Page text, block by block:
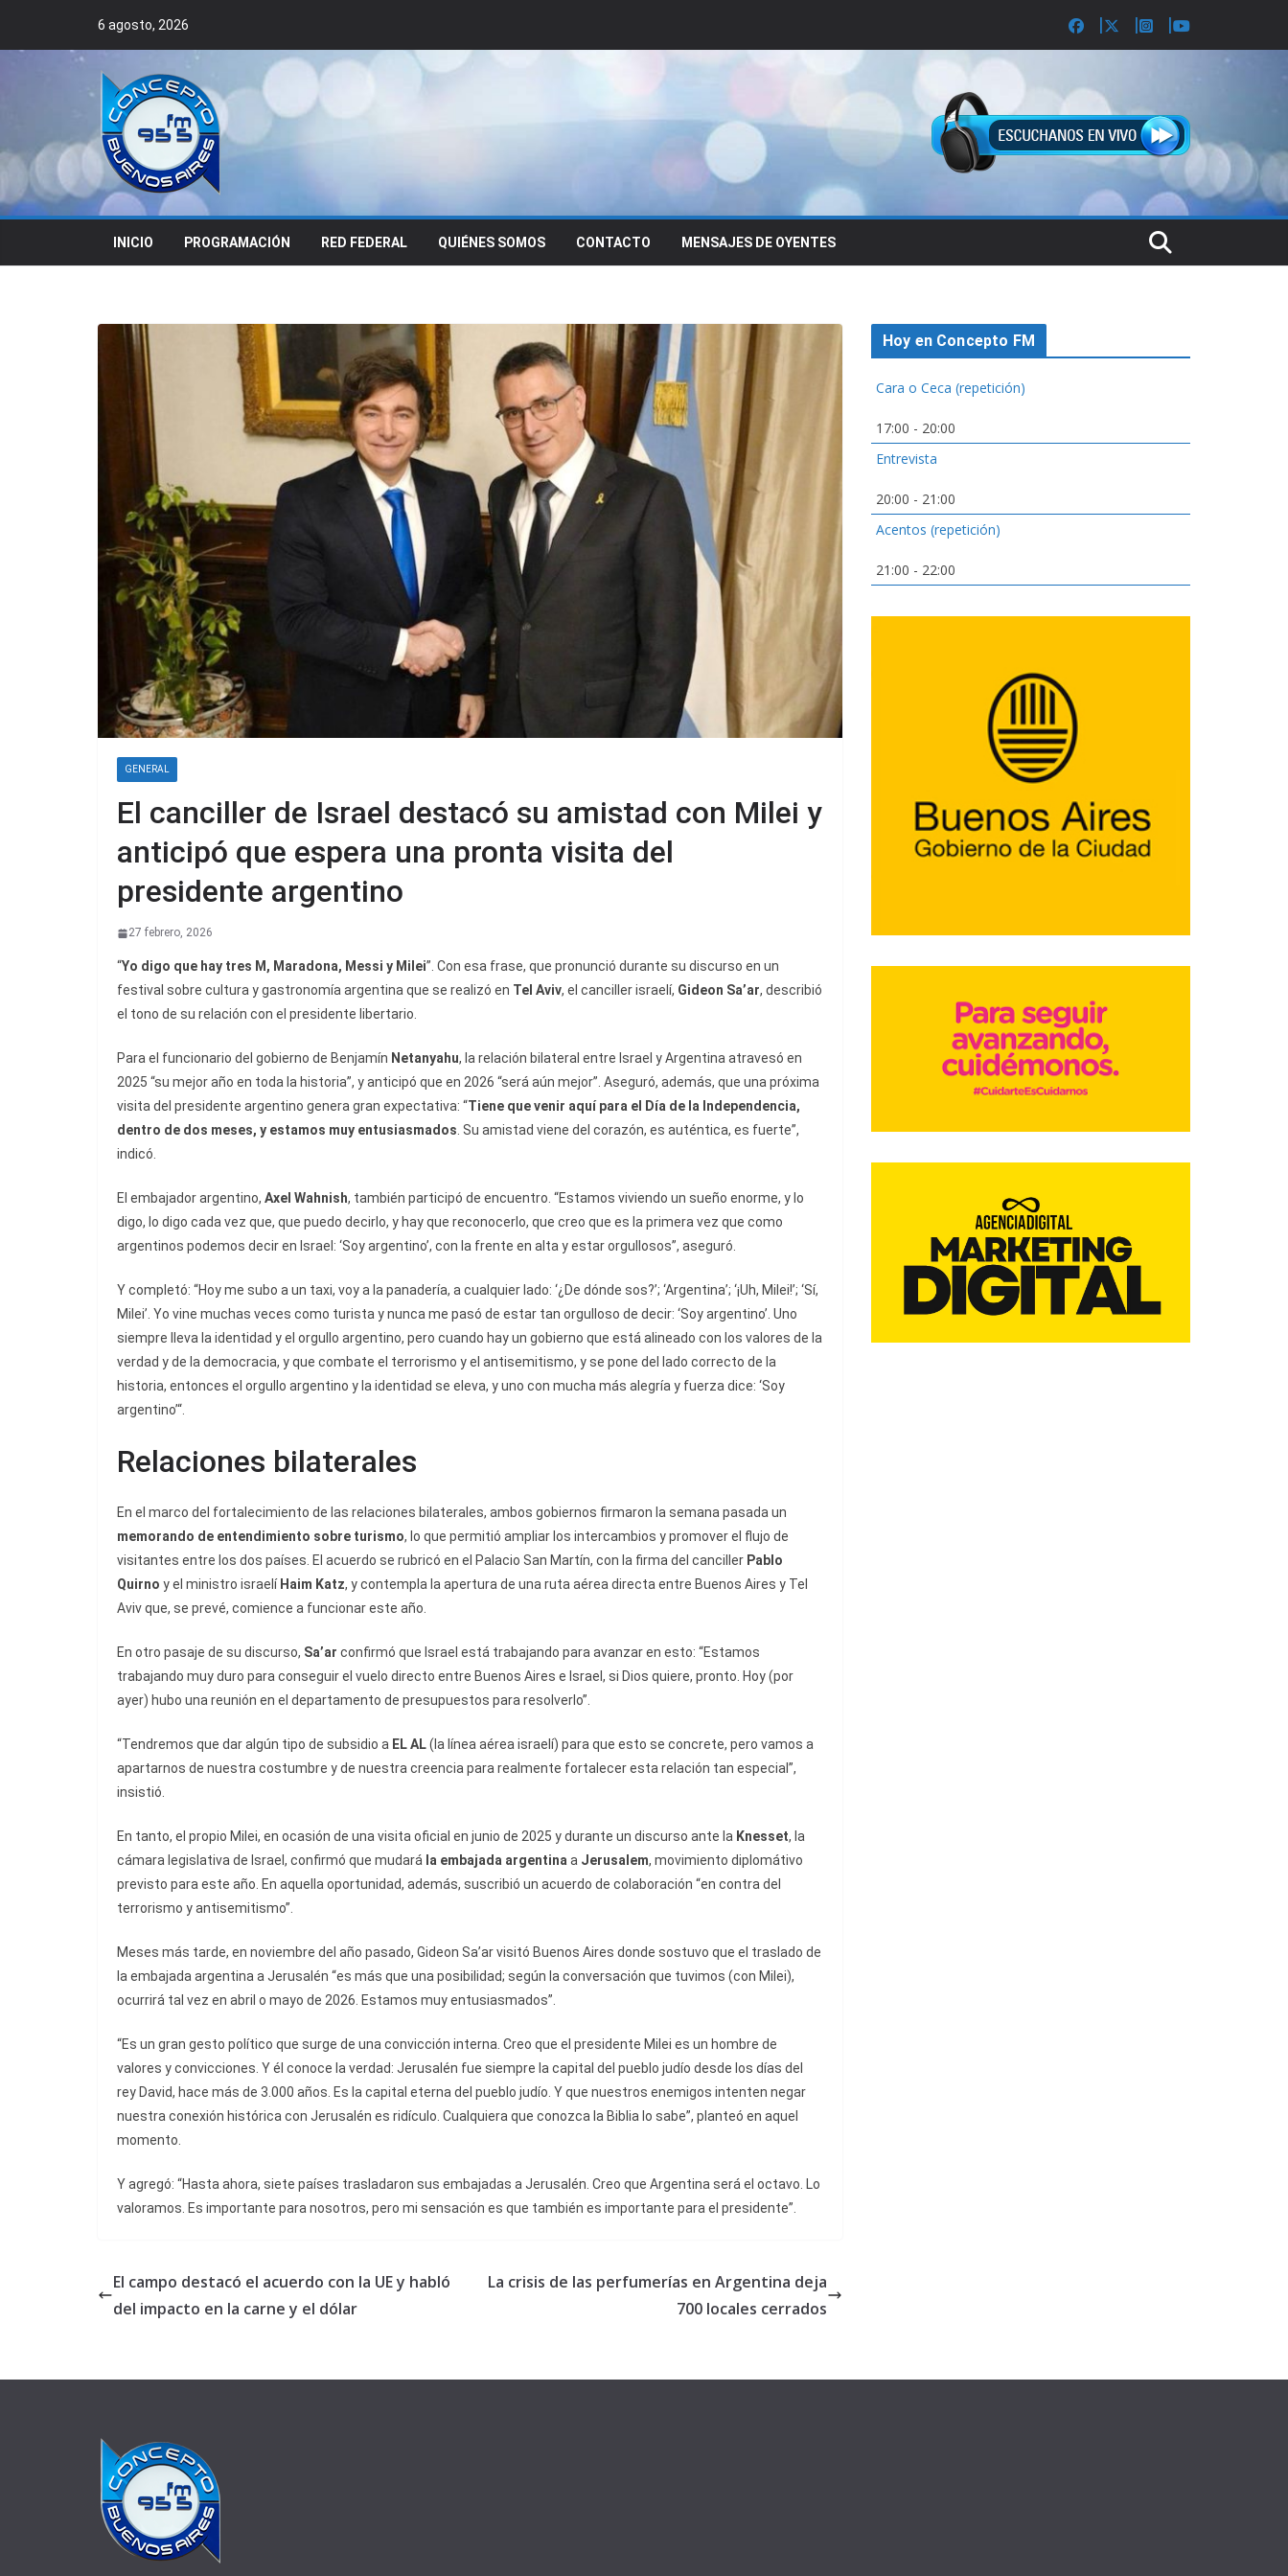
6 agosto, 2026
INICIO PROGRAMACIÓN RED FEDERAL QUIÉNES SOMOS CONTACTO MENSAJES DE OYENTES
GENERAL
El canciller de Israel destacó su amistad con Milei y
anticipó que espera una pronta visita del
presidente argentino
27 febrero, 2026
“Yo digo que hay tres M, Maradona, Messi y Milei”. Con esa frase, que pronunció durante su discurso en un
festival sobre cultura y gastronomía argentina que se realizó en Tel Aviv, el canciller israelí, Gideon Sa’ar, describió
el tono de su relación con el presidente libertario.
Para el funcionario del gobierno de Benjamín Netanyahu, la relación bilateral entre Israel y Argentina atravesó en
2025 “su mejor año en toda la historia”, y anticipó que en 2026 “será aún mejor”. Aseguró, además, que una próxima
visita del presidente argentino genera gran expectativa: “Tiene que venir aquí para el Día de la Independencia,
dentro de dos meses, y estamos muy entusiasmados. Su amistad viene del corazón, es auténtica, es fuerte”,
indicó.
El embajador argentino, Axel Wahnish, también participó de encuentro. “Estamos viviendo un sueño enorme, y lo
digo, lo digo cada vez que, que puedo decirlo, y hay que reconocerlo, que creo que es la primera vez que como
argentinos podemos decir en Israel: ‘Soy argentino’, con la frente en alta y estar orgullosos”, aseguró.
Y completó: “Hoy me subo a un taxi, voy a la panadería, a cualquier lado: ‘¿De dónde sos?’; ‘Argentina’; ‘¡Uh, Milei!’; ‘Sí,
Milei’. Yo vine muchas veces como turista y nunca me pasó de estar tan orgulloso de decir: ‘Soy argentino’. Uno
siempre lleva la identidad y el orgullo argentino, pero cuando hay un gobierno que está alineado con los valores de la
verdad y de la democracia, y que combate el terrorismo y el antisemitismo, y se pone del lado correcto de la
historia, entonces el orgullo argentino y la identidad se eleva, y uno con mucha más alegría y fuerza dice: ‘Soy
argentino’“.
Relaciones bilaterales
En el marco del fortalecimiento de las relaciones bilaterales, ambos gobiernos firmaron la semana pasada un
memorando de entendimiento sobre turismo, lo que permitió ampliar los intercambios y promover el flujo de
visitantes entre los dos países. El acuerdo se rubricó en el Palacio San Martín, con la firma del canciller Pablo
Quirno y el ministro israelíHaim Katz, y contempla la apertura de una ruta aérea directa entre Buenos Aires y Tel
Aviv que, se prevé, comience a funcionar este año.
En otro pasaje de su discurso, Sa’ar confirmó que Israel está trabajando para avanzar en esto: “Estamos
trabajando muy duro para conseguir el vuelo directo entre Buenos Aires e Israel, si Dios quiere, pronto. Hoy (por
ayer) hubo una reunión en el departamento de presupuestos para resolverlo”.
“Tendremos que dar algún tipo de subsidio a EL AL(la línea aérea israelí) para que esto se concrete, pero vamos a
apartarnos de nuestra costumbre y de nuestra creencia para realmente fortalecer esta relación tan especial”,
insistió.
En tanto, el propio Milei, en ocasión de una visita oficial en junio de 2025 y durante un discurso ante la Knesset, la
cámara legislativa de Israel, confirmó que mudará la embajada argentinaa Jerusalem, movimiento diplomátivo
previsto para este año. En aquella oportunidad, además, suscribió un acuerdo de colaboración “en contra del
terrorismo y antisemitismo”.
Meses más tarde, en noviembre del año pasado, Gideon Sa’ar visitó Buenos Aires donde sostuvo que el traslado de
la embajada argentina a Jerusalén “es más que una posibilidad; según la conversación que tuvimos (con Milei),
ocurrirá tal vez en abril o mayo de 2026. Estamos muy entusiasmados”.
“Es un gran gesto político que surge de una convicción interna. Creo que el presidente Milei es un hombre de
valores y convicciones. Y él conoce la verdad: Jerusalén fue siempre la capital del pueblo judío desde los días del
rey David, hace más de 3.000 años. Es la capital eterna del pueblo judío. Y que nuestros enemigos intenten negar
nuestra conexión histórica con Jerusalén es ridículo. Cualquiera que conozca la Biblia lo sabe”, planteó en aquel
momento.
Y agregó: “Hasta ahora, siete países trasladaron sus embajadas a Jerusalén. Creo que Argentina será el octavo. Lo
valoramos. Es importante para nosotros, pero mi sensación es que también es importante para el presidente”.
El campo destacó el acuerdo con la UE y habló
del impacto en la carne y el dólar
La crisis de las perfumerías en Argentina deja
700 locales cerrados
Hoy en Concepto FM
Cara o Ceca (repetición)
17:00 - 20:00
Entrevista
20:00 - 21:00
Acentos (repetición)
21:00 - 22:00